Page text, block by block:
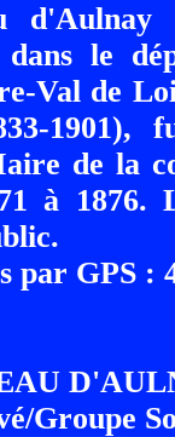
dans le
Val de
de la
à 1876.
par GPS :
Groupe